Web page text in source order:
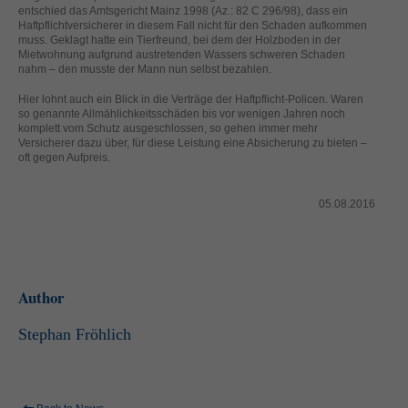
entschied das Amtsgericht Mainz 1998 (Az.: 82 C 296/98), dass ein
Haftpflichtversicherer in diesem Fall nicht für den Schaden aufkommen
muss. Geklagt hatte ein Tierfreund, bei dem der Holzboden in der
Mietwohnung aufgrund austretenden Wassers schweren Schaden
nahm – den musste der Mann nun selbst bezahlen.
Hier lohnt auch ein Blick in die Verträge der Haftpflicht-Policen. Waren
so genannte Allmählichkeitsschäden bis vor wenigen Jahren noch
komplett vom Schutz ausgeschlossen, so gehen immer mehr
Versicherer dazu über, für diese Leistung eine Absicherung zu bieten –
oft gegen Aufpreis.
05.08.2016
Author
Stephan Fröhlich
helfen, diese Website und Ihre Erfahrung zu verbessern.
Personenbezogene Daten können verarbeitet werden (z. B. IP-
Adressen), z. B. für personalisierte Anzeigen und Inhalte oder
Anzeigen- und Inhaltsmessung. Weitere Informationen über die
Datenschutzerklärung .
Hier finden Sie eine Übersicht über alle verwendeten Cookies. Sie
können Ihre Einwilligung zu ganzen Kategorien geben oder sich
weitere Informationen anzeigen lassen und so nur bestimmte
Cookies auswählen.
Essenzielle Cookies ermöglichen grundlegende Funktionen und sind für
Cookie-Informationen anzeigen